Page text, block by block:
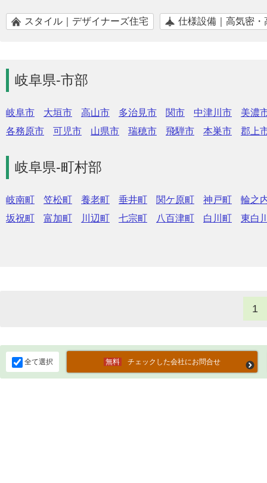
スタイル｜デザイナーズ住宅 仕様設備｜高気密・
岐阜県-市部
岐阜市 大垣市 高山市 多治見市 関市 中津川市
美濃
各務原市
可児市 山県市 瑞穂市 飛騨市 本巣市 郡上
岐阜県-町村部
岐南町 笠松町 養老町 垂井町 関ケ原町 神戸町
輪之
坂祝町
富加町 川辺町 七宗町 八百津町 白川町 東白
1
全て選択 チェックした会社にお問合せ